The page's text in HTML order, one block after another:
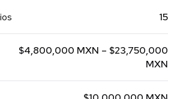
15
$4,800,000 MXN – $23,750,000
MXN